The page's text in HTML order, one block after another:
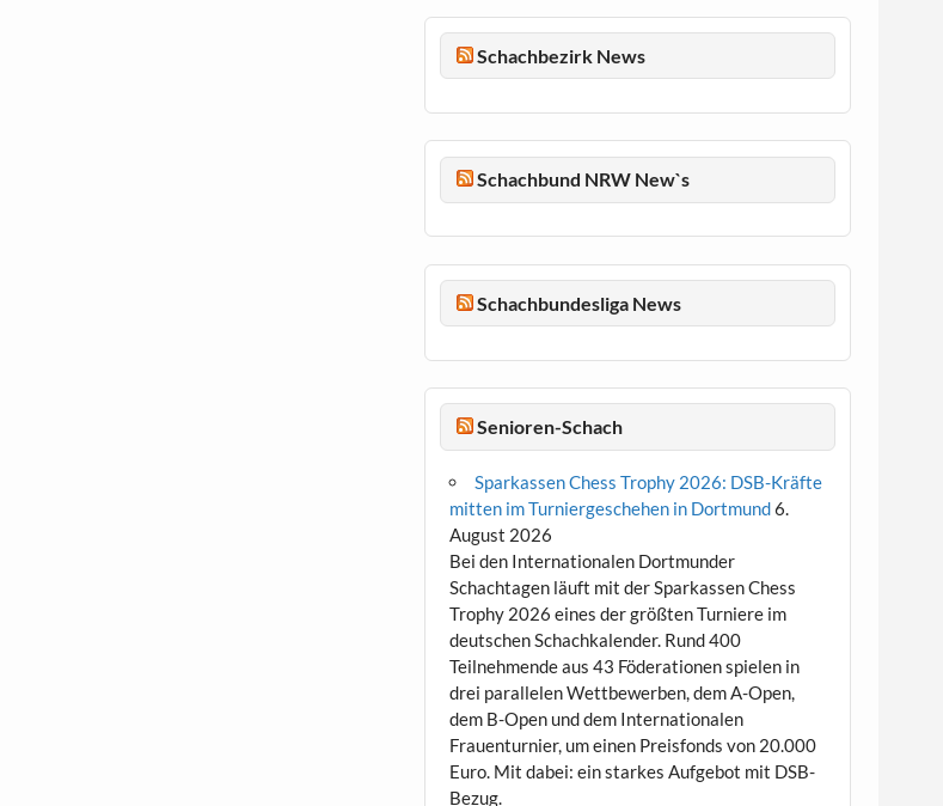
Schachbezirk News
Schachbund NRW New`s
Schachbundesliga News
Senioren-Schach
Sparkassen Chess Trophy 2026: DSB-Kräfte
mitten im Turniergeschehen in Dortmund6.
August 2026
Bei den Internationalen Dortmunder
Schachtagen läuft mit der Sparkassen Chess
Trophy 2026 eines der größten Turniere im
deutschen Schachkalender. Rund 400
Teilnehmende aus 43 Föderationen spielen in
drei parallelen Wettbewerben, dem A-Open,
dem B-Open und dem Internationalen
Frauenturnier, um einen Preisfonds von 20.000
Euro. Mit dabei: ein starkes Aufgebot mit DSB-
Bezug.